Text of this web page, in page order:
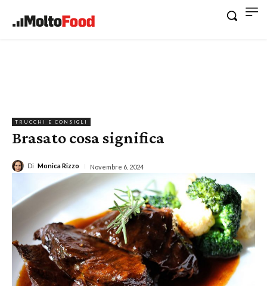
TRUCCHI E CONSIGLI
Brasato cosa significa
Di Monica Rizzo Novembre 6, 2024